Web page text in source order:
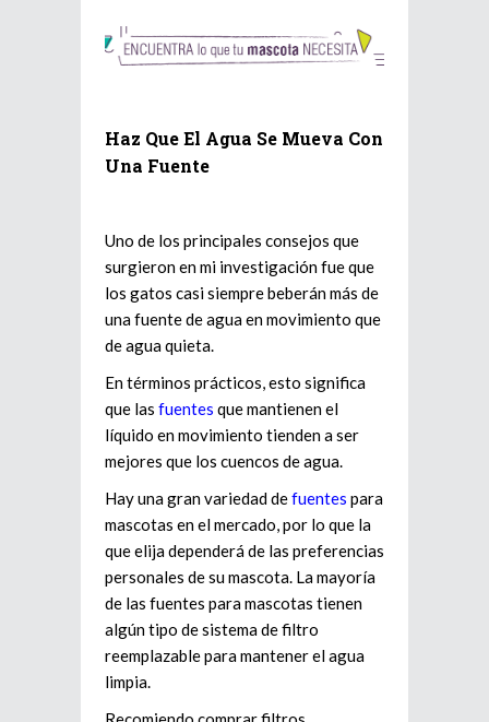
Haz Que El Agua Se Mueva Con
Una Fuente
Uno de los principales consejos que
surgieron en mi investigación fue que
los gatos casi siempre beberán más de
una fuente de agua en movimiento que
de agua quieta.
En términos prácticos, esto significa
que las fuentes que mantienen el
líquido en movimiento tienden a ser
mejores que los cuencos de agua.
Hay una gran variedad defuentes para
mascotas en el mercado, por lo que la
que elija dependerá de las preferencias
personales de su mascota. La mayoría
de las fuentes para mascotas tienen
algún tipo de sistema de filtro
reemplazable para mantener el agua
limpia.